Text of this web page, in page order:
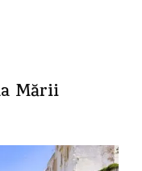
Mării